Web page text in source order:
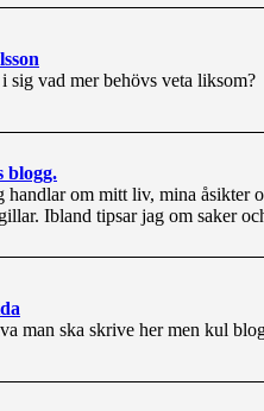
sig vad mer behövs veta liksom?
blogg.
om mitt liv, mina åsikter
Ibland tipsar jag om saker
man ska skrive her men kul